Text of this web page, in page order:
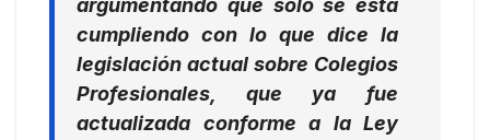
argumentando que solo se está
cumpliendo con lo que dice la
legislación actual sobre Colegios
Profesionales, que ya fue
actualizada conforme a la Ley